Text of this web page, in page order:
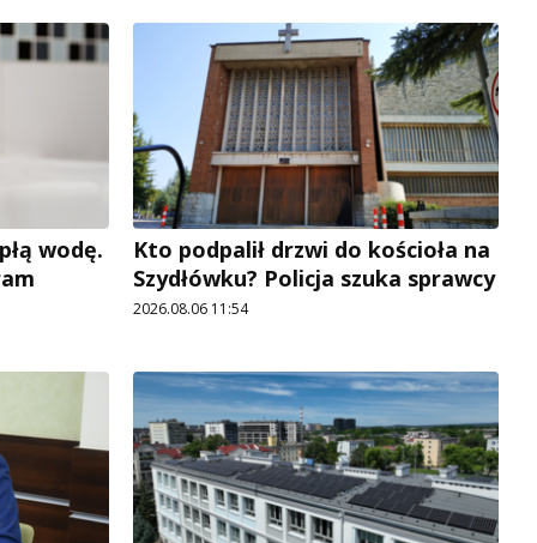
wodę.
Kto podpalił drzwi do kościoła na
Szydłówku? Policja szuka sprawcy
2026.08.06 11:54